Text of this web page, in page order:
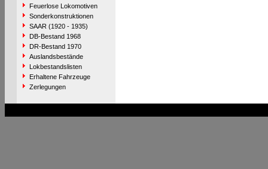
Feuerlose Lokomotiven
Sonderkonstruktionen
SAAR (1920 - 1935)
DB-Bestand 1968
DR-Bestand 1970
Auslandsbestände
Lokbestandslisten
Erhaltene Fahrzeuge
Zerlegungen